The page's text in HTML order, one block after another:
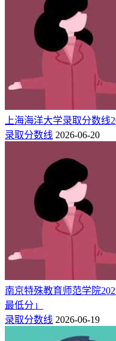
浙江（1段）
综合类
云南（本科B）
历史类
物理类
物理类
历史类
综合类
四川（本科B）
历史类
物理类
物理类
山西（本科）
历史类
物理类
山东（1段）
综合类
历史类
物理类
历史类
物理类
内蒙古（本科）
历史类
物理类
上海海洋大学录取分数线
录取分数线 2026-06-20
南京特殊教育师范学院
最低分」
录取分数线 2026-06-19